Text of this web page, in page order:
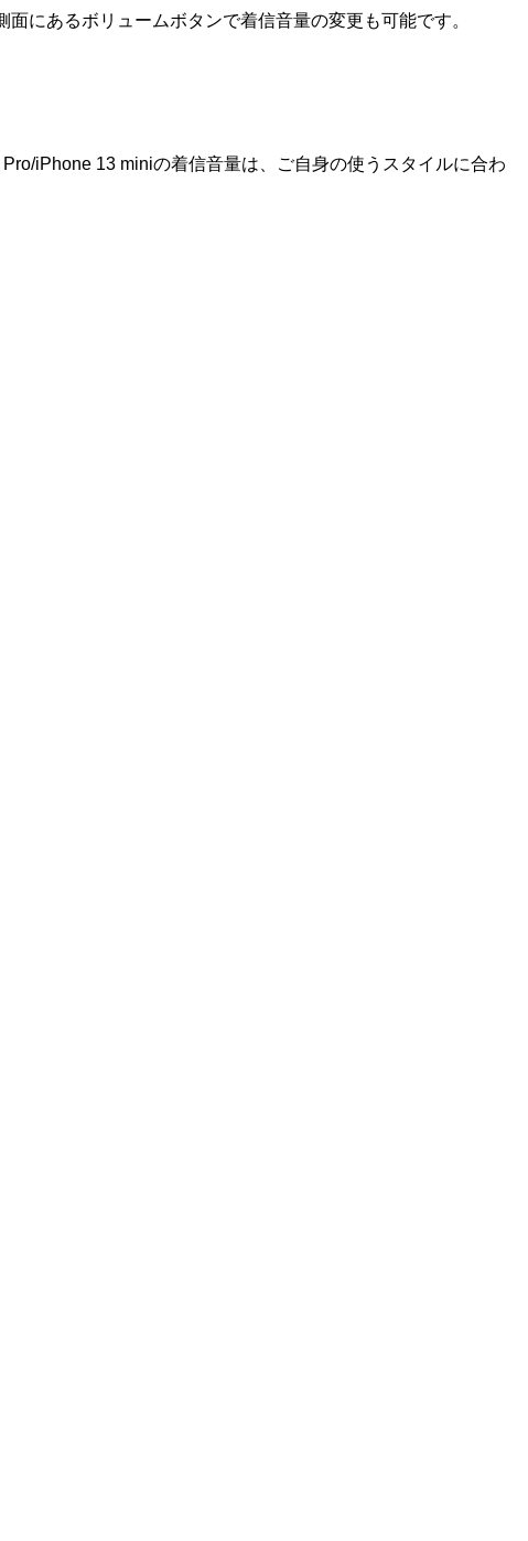
にあるボリュームボタンで着信音量の変更も可能です。
iPhone 13 miniの着信音量は、ご自身の使うスタイルに合わ